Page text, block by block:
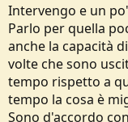
Intervengo e un
Parlo per quella
anche la capacità
volte che sono
tempo rispetto a
tempo la cosa è
Sono d'accordo